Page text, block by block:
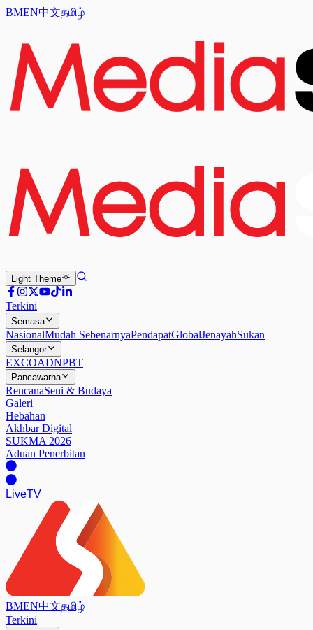
BMEN中文தமிழ்
Light Theme
Terkini
Semasa
NasionalMudah SebenarnyaPendapatGlobalJenayahSukan
Selangor
EXCOADNPBT
Pancawarna
RencanaSeni & Budaya
Galeri
Hebahan
Akhbar Digital
SUKMA 2026
Aduan Penerbitan
LiveTV
BMEN中文தமிழ்
Terkini